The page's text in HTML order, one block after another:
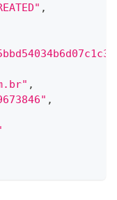
,
" ,
,